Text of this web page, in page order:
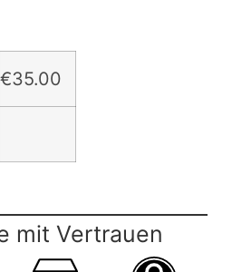
€35.00
mit Vertrauen